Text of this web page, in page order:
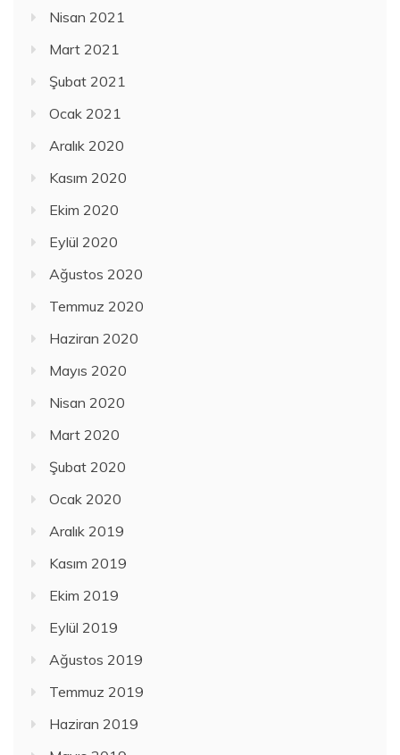
Nisan 2021
Mart 2021
Şubat 2021
Ocak 2021
Aralık 2020
Kasım 2020
Ekim 2020
Eylül 2020
Ağustos 2020
Temmuz 2020
Haziran 2020
Mayıs 2020
Nisan 2020
Mart 2020
Şubat 2020
Ocak 2020
Aralık 2019
Kasım 2019
Ekim 2019
Eylül 2019
Ağustos 2019
Temmuz 2019
Haziran 2019